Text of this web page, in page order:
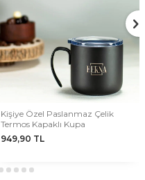
Kişiye Özel Paslanmaz Çelik
Termos Kapaklı Kupa
949,90 TL